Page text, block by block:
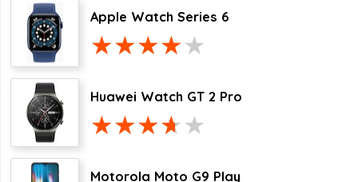
Apple Watch Series 6
Huawei Watch GT 2 Pro
Motorola Moto G9 Play